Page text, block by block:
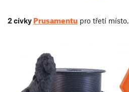
2 cívkyPrusamentu pro třetí místo.